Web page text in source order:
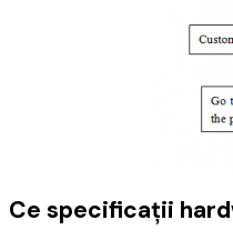
Ce specificații